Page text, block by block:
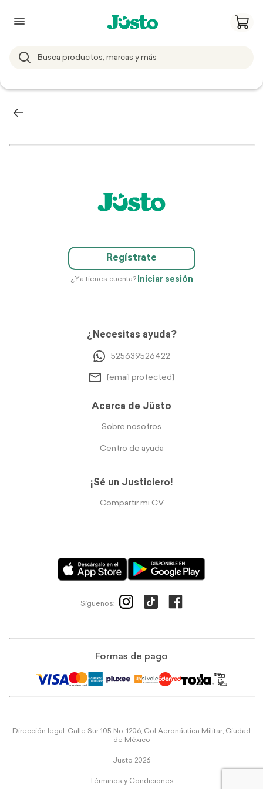
Regístrate
¿Ya tienes cuenta? Iniciar sesión
¿Necesitas ayuda?
525639526422
[email protected]
Acerca de Jüsto
Sobre nosotros
Centro de ayuda
¡Sé un Justiciero!
Compartir mi CV
Síguenos:
Formas de pago
Dirección legal: Calle Sur 105 No. 1206, Col Aeronáutica Militar, Ciudad
de México
Justo 2026
Términos y Condiciones